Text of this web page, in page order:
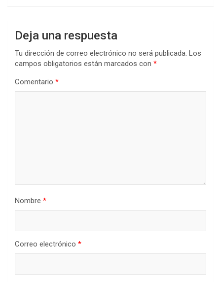
Deja una respuesta
Tu dirección de correo electrónico no será publicada. Los
campos obligatorios están marcados con *
Comentario *
Nombre *
Correo electrónico *